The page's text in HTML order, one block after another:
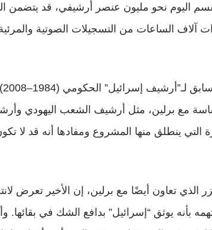
اليوم نحو مليون عنصر أرشيفي، قد يتضمن
آلاف الساعات من التسجيلات الصوتية
مع برلين، مثل أرشيف الشعب اليهودي
التي ينطلق منها المشروع ومفادها أنه قد لا
الذي تعاون أيضًا مع برلين، إن الأخير تعرض
بأنه يوثق “إسرائيل” بدافع الشك في بقائها.